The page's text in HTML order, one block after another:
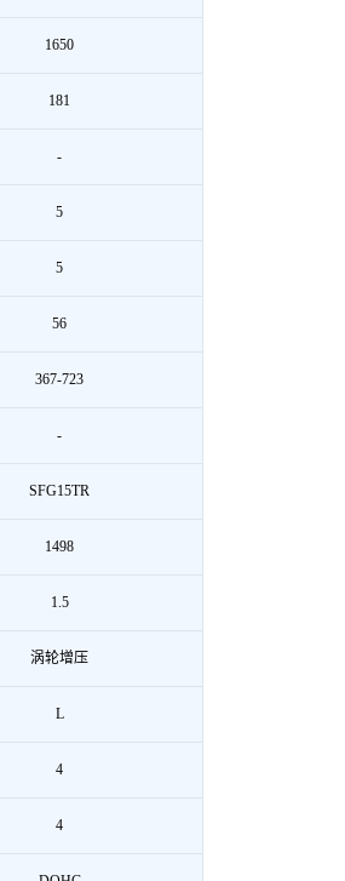
1650
181
-
5
5
56
367-723
-
SFG15TR
1498
1.5
涡轮增压
L
4
4